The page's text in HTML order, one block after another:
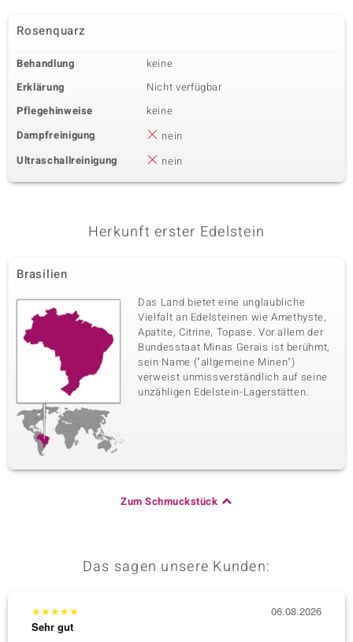
Rosenquarz
Behandlung
keine
Erklärung
Nicht verfügbar
Pflegehinweise
keine
Dampfreinigung
nein
Ultraschallreinigung
nein
Herkunft erster Edelstein
Brasilien
Das Land bietet eine unglaubliche
Vielfalt an Edelsteinen wie Amethyste,
Apatite, Citrine, Topase. Vor allem der
Bundesstaat Minas Gerais ist berühmt,
sein Name ("allgemeine Minen")
verweist unmissverständlich auf seine
unzähligen Edelstein-Lagerstätten.
Zum Schmuckstück
Das sagen unsere Kunden:
★★★★★
Sehr gut
06.08.2026